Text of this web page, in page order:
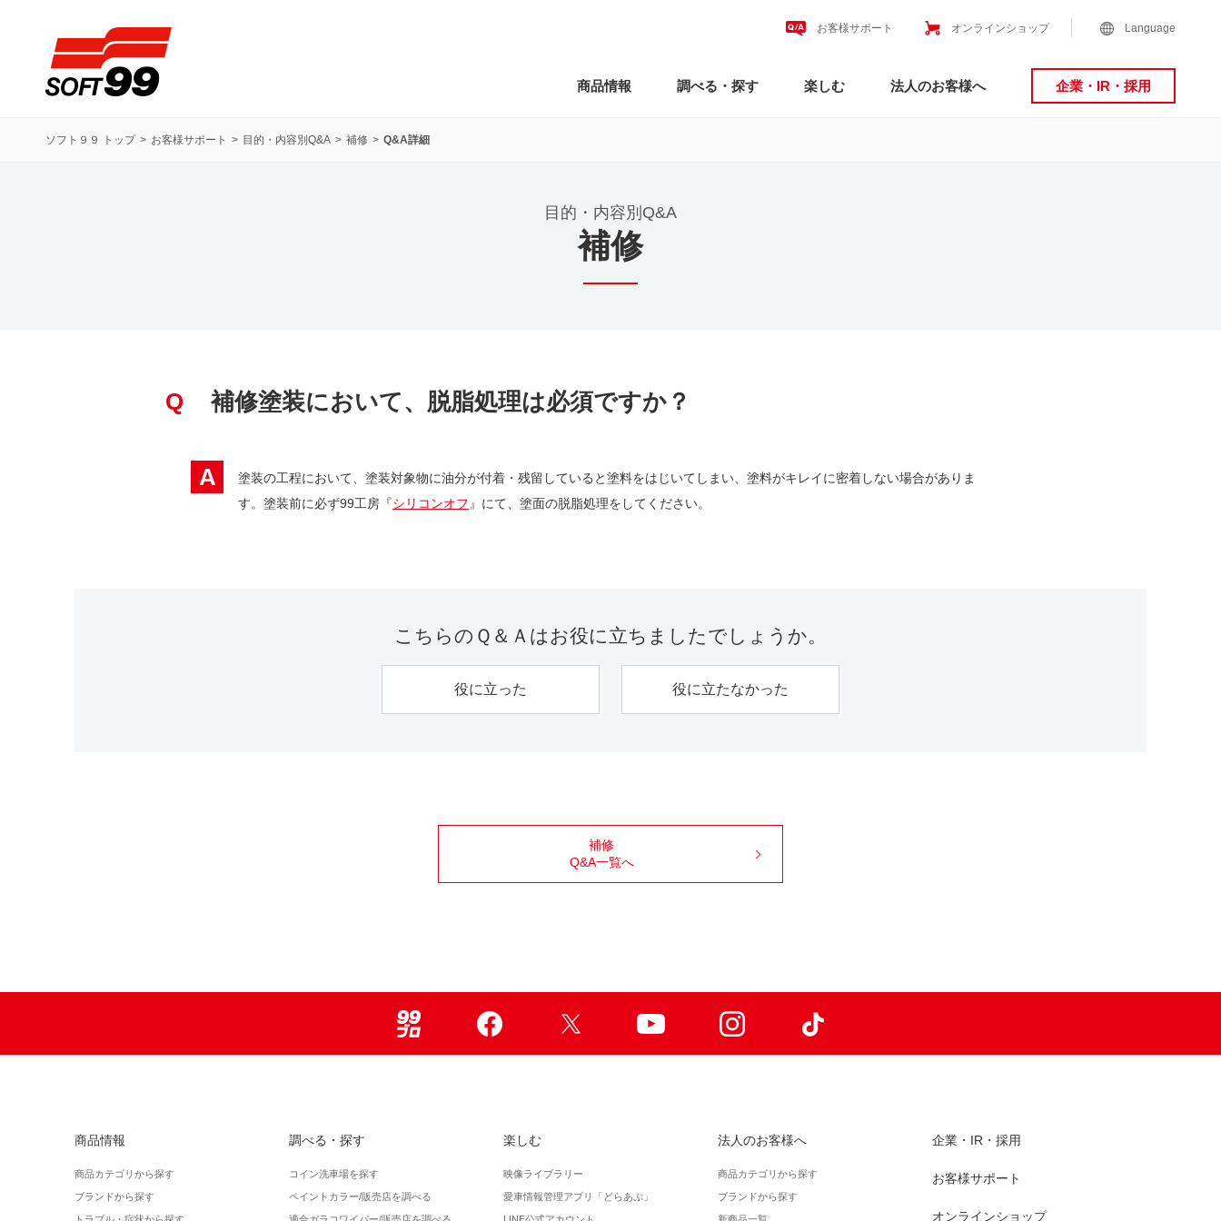
お客様サポート オンラインショップ Language
商品情報 調べる・探す 楽しむ 法人のお客様へ 企業・IR・採用
ソフト９９ トップ お客様サポート 目的・内容別Q&A 補修 Q&A詳細
目的・内容別Q&A
補修
Q 補修塗装において、脱脂処理は必須ですか？
A
塗装の工程において、塗装対象物に油分が付着・残留していると塗料をはじいてしまい、塗料がキレイに密着しない場合がありま
す。塗装前に必ず99工房『シリコンオフ 』にて、塗面の脱脂処理をしてください。
こちらのＱ＆Ａは お役に立ちましたでしょうか。
役に立った 役に立たなかった
補修
Q&A一覧へ
商品情報
商品カテゴリから探す
ブランドから探す
調べる・探す
コイン洗車場を探す
ペイントカラー/販売店を調べる
楽しむ
映像ライブラリー
愛車情報管理アプリ「どらあぷ」
法人のお客様へ
商品カテゴリから探す
ブランドから探す
企業・IR・採用
お客様サポート
オンラインショップ